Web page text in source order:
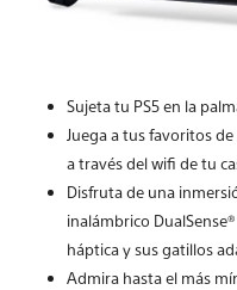
Sujeta tu PS5 en la
Juega a tus favoritos
a través del wifi de tu
Disfruta de una
inalámbrico
háptica y sus gatillos
Admira hasta el más